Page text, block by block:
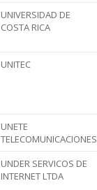
UNIVERSIDAD DE
COSTA RICA
UNITEC
UNETE
TELECOMUNICACIONES
UNDER SERVICOS DE
INTERNET LTDA